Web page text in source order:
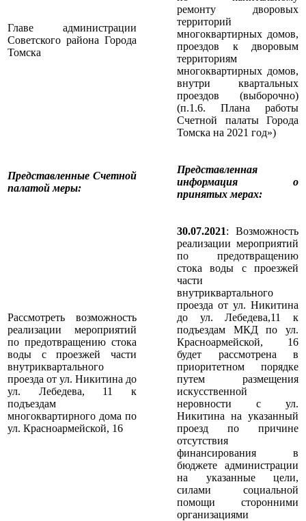
Главе администрации
Советского района Города
Томска
ремонту дворовых
территорий
многоквартирных домов,
проездов к дворовым
территориям
многоквартирных домов,
внутри квартальных
проездов (выборочно)
(п.1.6. Плана работы
Счетной палаты Города
Томска на 2021 год»)
Представленные Счетной
палатой меры:
Представленная
информация о
принятых мерах:
Рассмотреть возможность
реализации мероприятий
по предотвращению стока
воды с проезжей части
внутриквартального
проезда от ул. Никитина до
ул. Лебедева, 11 к
подъездам
многоквартирного дома по
ул. Красноармейской, 16
30.07.2021: Возможность
реализации мероприятий
по предотвращению
стока воды с проезжей
части
внутриквартального
проезда от ул. Никитина
до ул. Лебедева,11 к
подъездам МКД по ул.
Красноармейской, 16
будет рассмотрена в
приоритетном порядке
путем размещения
искусственной
неровности с ул.
Никитина на указанный
проезд по причине
отсутствия
финансирования в
бюджете администрации
на указанные цели,
силами социальной
помощи сторонними
организациями